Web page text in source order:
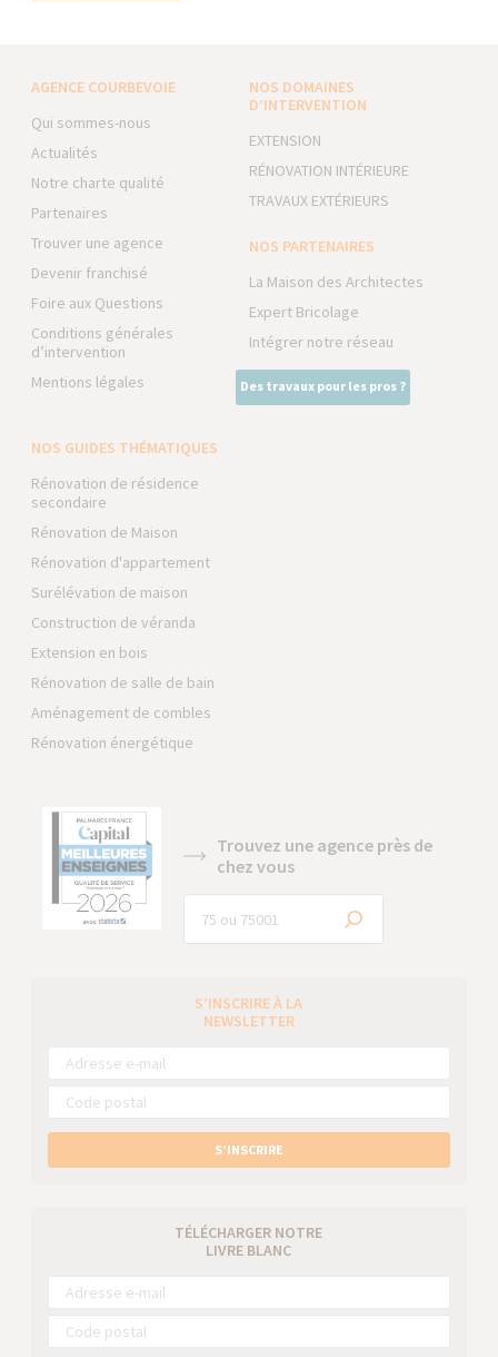
AGENCE COURBEVOIE
Qui sommes-nous
Actualités
Notre charte qualité
Partenaires
Trouver une agence
Devenir franchisé
Foire aux Questions
Conditions générales
d’intervention
Mentions légales
NOS DOMAINES
D’INTERVENTION
EXTENSION
RÉNOVATION INTÉRIEURE
TRAVAUX EXTÉRIEURS
NOS PARTENAIRES
La Maison des Architectes
Expert Bricolage
Intégrer notre réseau
Des travaux pour les pros ?
NOS GUIDES THÉMATIQUES
Rénovation de résidence
secondaire
Rénovation de Maison
Rénovation d'appartement
Surélévation de maison
Construction de véranda
Extension en bois
Rénovation de salle de bain
Aménagement de combles
Rénovation énergétique
Trouvez une agence près de
chez vous
S’INSCRIRE À LA
NEWSLETTER
S’INSCRIRE
TÉLÉCHARGER NOTRE
LIVRE BLANC